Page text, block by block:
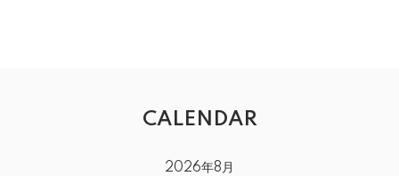
CALENDAR
2026年8月